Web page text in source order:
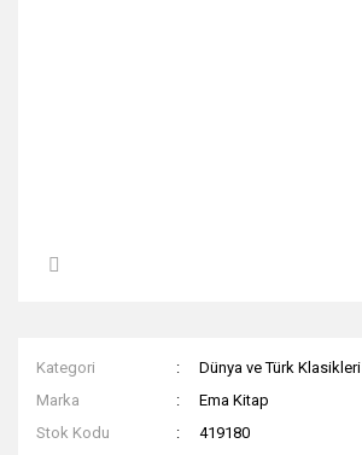
Kategori
Dünya ve Türk Klasikleri
Marka
Ema Kitap
Stok Kodu
419180